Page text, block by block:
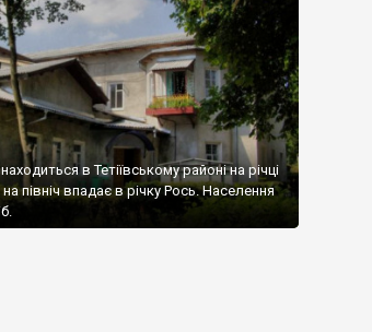
в Тетіївському районі на річці
північ впадає в річку Рось. Населення